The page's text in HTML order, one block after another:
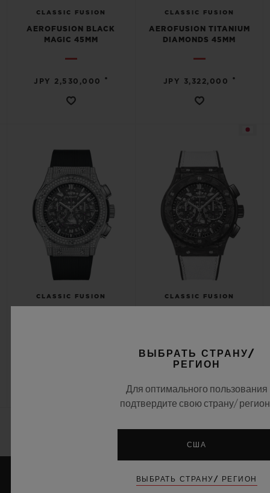
CLASSIC FUSION
AEROFUSION BLACK
MAGIC 45MM
JPY 2,530,000 •
CLASSIC FUSION
AEROFUSION TITANIUM
DIAMONDS 45MM
JPY 3,322,000 •
CLASSIC FUSION CLASSIC FUSION
JPY 2,904,000
ВЫБРАТЬ СТРАНУ/
РЕГИОН
Для оптимального пользования
подтвердите свою страну/
США
ВЫБРАТЬ СТРАНУ/ РЕГИОН